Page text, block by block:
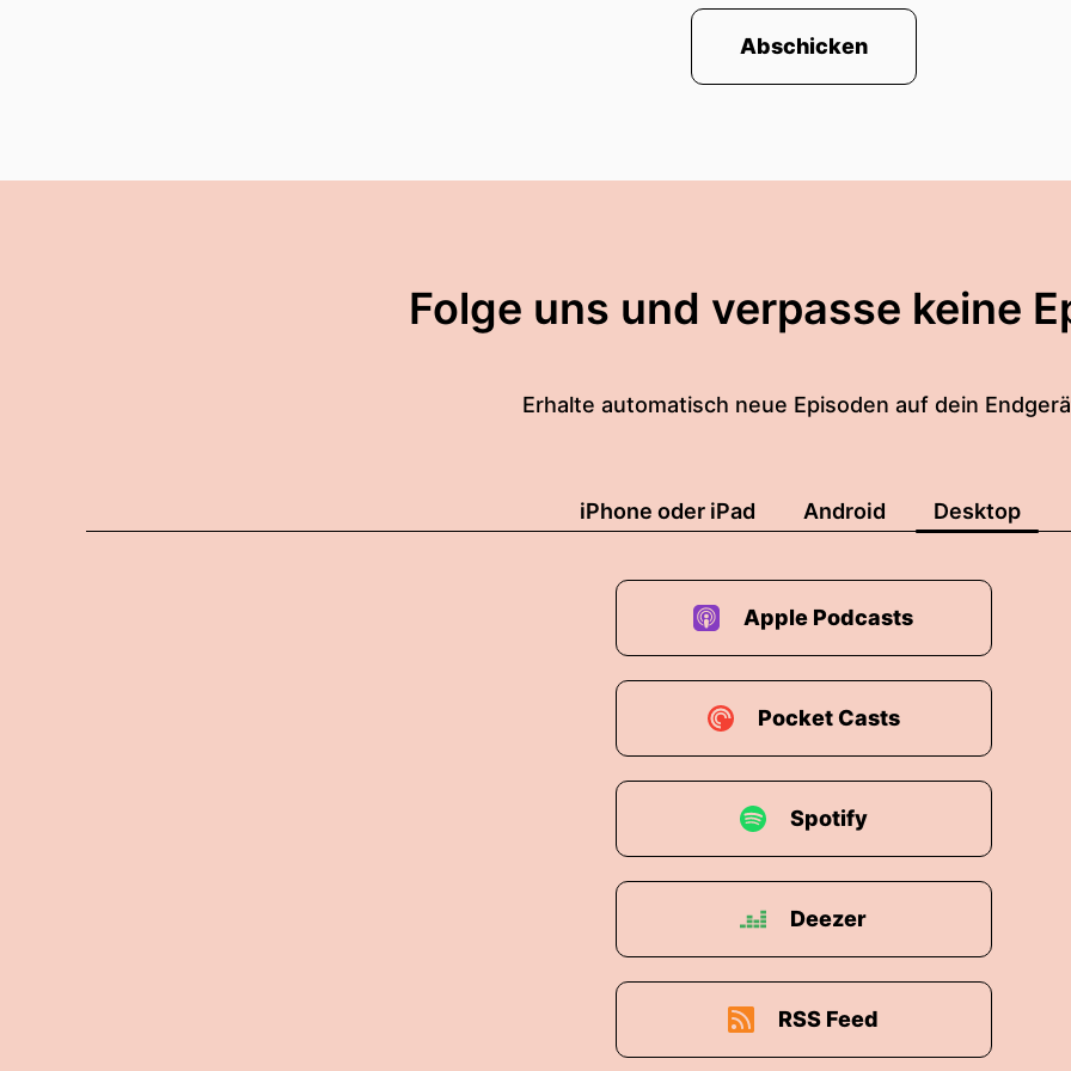
Abschicken
Folge uns und verpasse keine
Erhalte automatisch neue Episoden auf dein
iPhone oder iPad Android Desktop
Apple Podcasts
Pocket Casts
Spotify
Deezer
RSS Feed